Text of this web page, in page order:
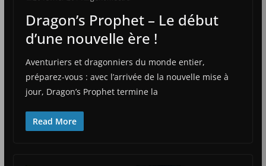
Dragon’s Prophet – Le début
d’une nouvelle ère !
Aventuriers et dragonniers du monde entier,
préparez-vous : avec l’arrivée de la nouvelle mise à
jour, Dragon’s Prophet termine la
Read More